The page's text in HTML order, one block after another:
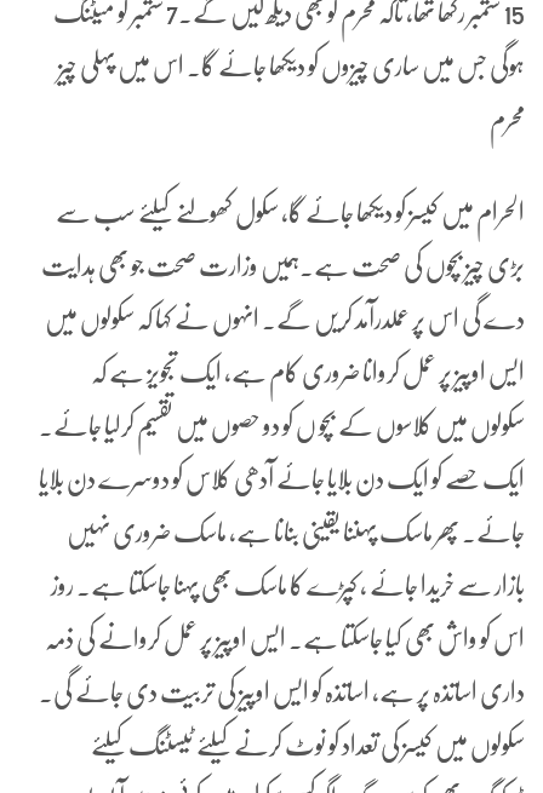
15 ستمبر رکھا تھا، تاکہ محرم کو بھی دیکھ لیں گے۔7 ستمبر کو میٹنگ
ہوگی جس میں ساری چیزوں کو دیکھا جائے گا۔ اس میں پہلی چیز
محرم
الحرام میں کیسز کو دیکھا جائے گا، سکول کھولنے کیلئے سب سے
بڑی چیز بچوں کی صحت ہے۔ہمیں وزارت صحت جو بھی ہدایت
دے گی اس پر عملدرآمد کریں گے۔ انہوں نے کہا کہ سکولوں میں
ایس اوپیز پر عمل کروانا ضروری کام ہے، ایک تجویز ہے کہ
سکولوں میں کلاسوں کے بچو ں کو دو حصوں میں تقسیم کرلیا جائے۔
ایک حصے کو ایک دن بلایا جائے آدھی کلاس کو دوسرے دن بلایا
جائے۔ پھر ماسک پہننا یقینی بنانا ہے، ماسک ضروری نہیں
بازار سے خریدا جائے ، کپڑے کا ماسک بھی پہنا جاسکتا ہے۔ روز
اس کو واش بھی کیا جاسکتا ہے۔ ایس اوپیز پر عمل کروانے کی ذمہ
داری اساتذہ پر ہے، اساتذہ کو ایس اوپیز کی تربیت دی جائے گی۔
سکولوں میں کیسز کی تعداد کو نوٹ کرنے کیلئے ٹیسٹنگ کیلئے